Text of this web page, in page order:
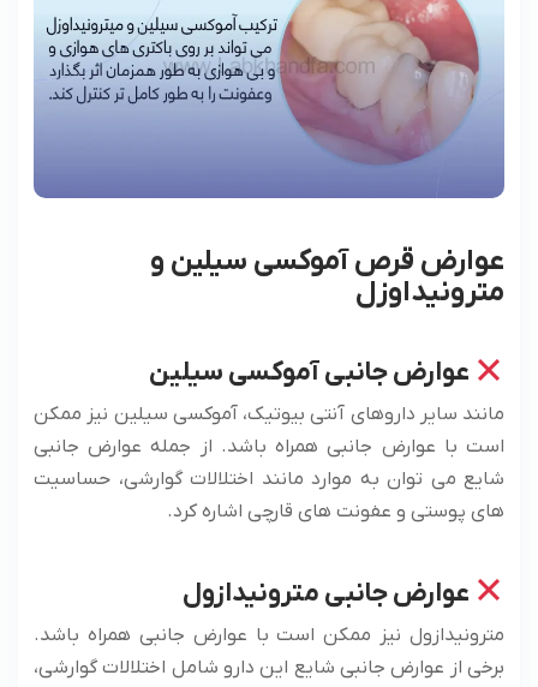
عوارض قرص آموکسی سیلین و
مترونیداوزل
عوارض جانبی آموکسی سیلین
مانند سایر داروهای آنتی بیوتیک، آموکسی سیلین نیز ممکن
است با عوارض جانبی همراه باشد. از جمله عوارض جانبی
شایع می توان به موارد مانند اختلالات گوارشی، حساسیت
های پوستی و عفونت های قارچی اشاره کرد.
عوارض جانبی مترونیدازول
مترونیدازول نیز ممکن است با عوارض جانبی همراه باشد.
برخی از عوارض جانبی شایع این دارو شامل اختلالات گوارشی،